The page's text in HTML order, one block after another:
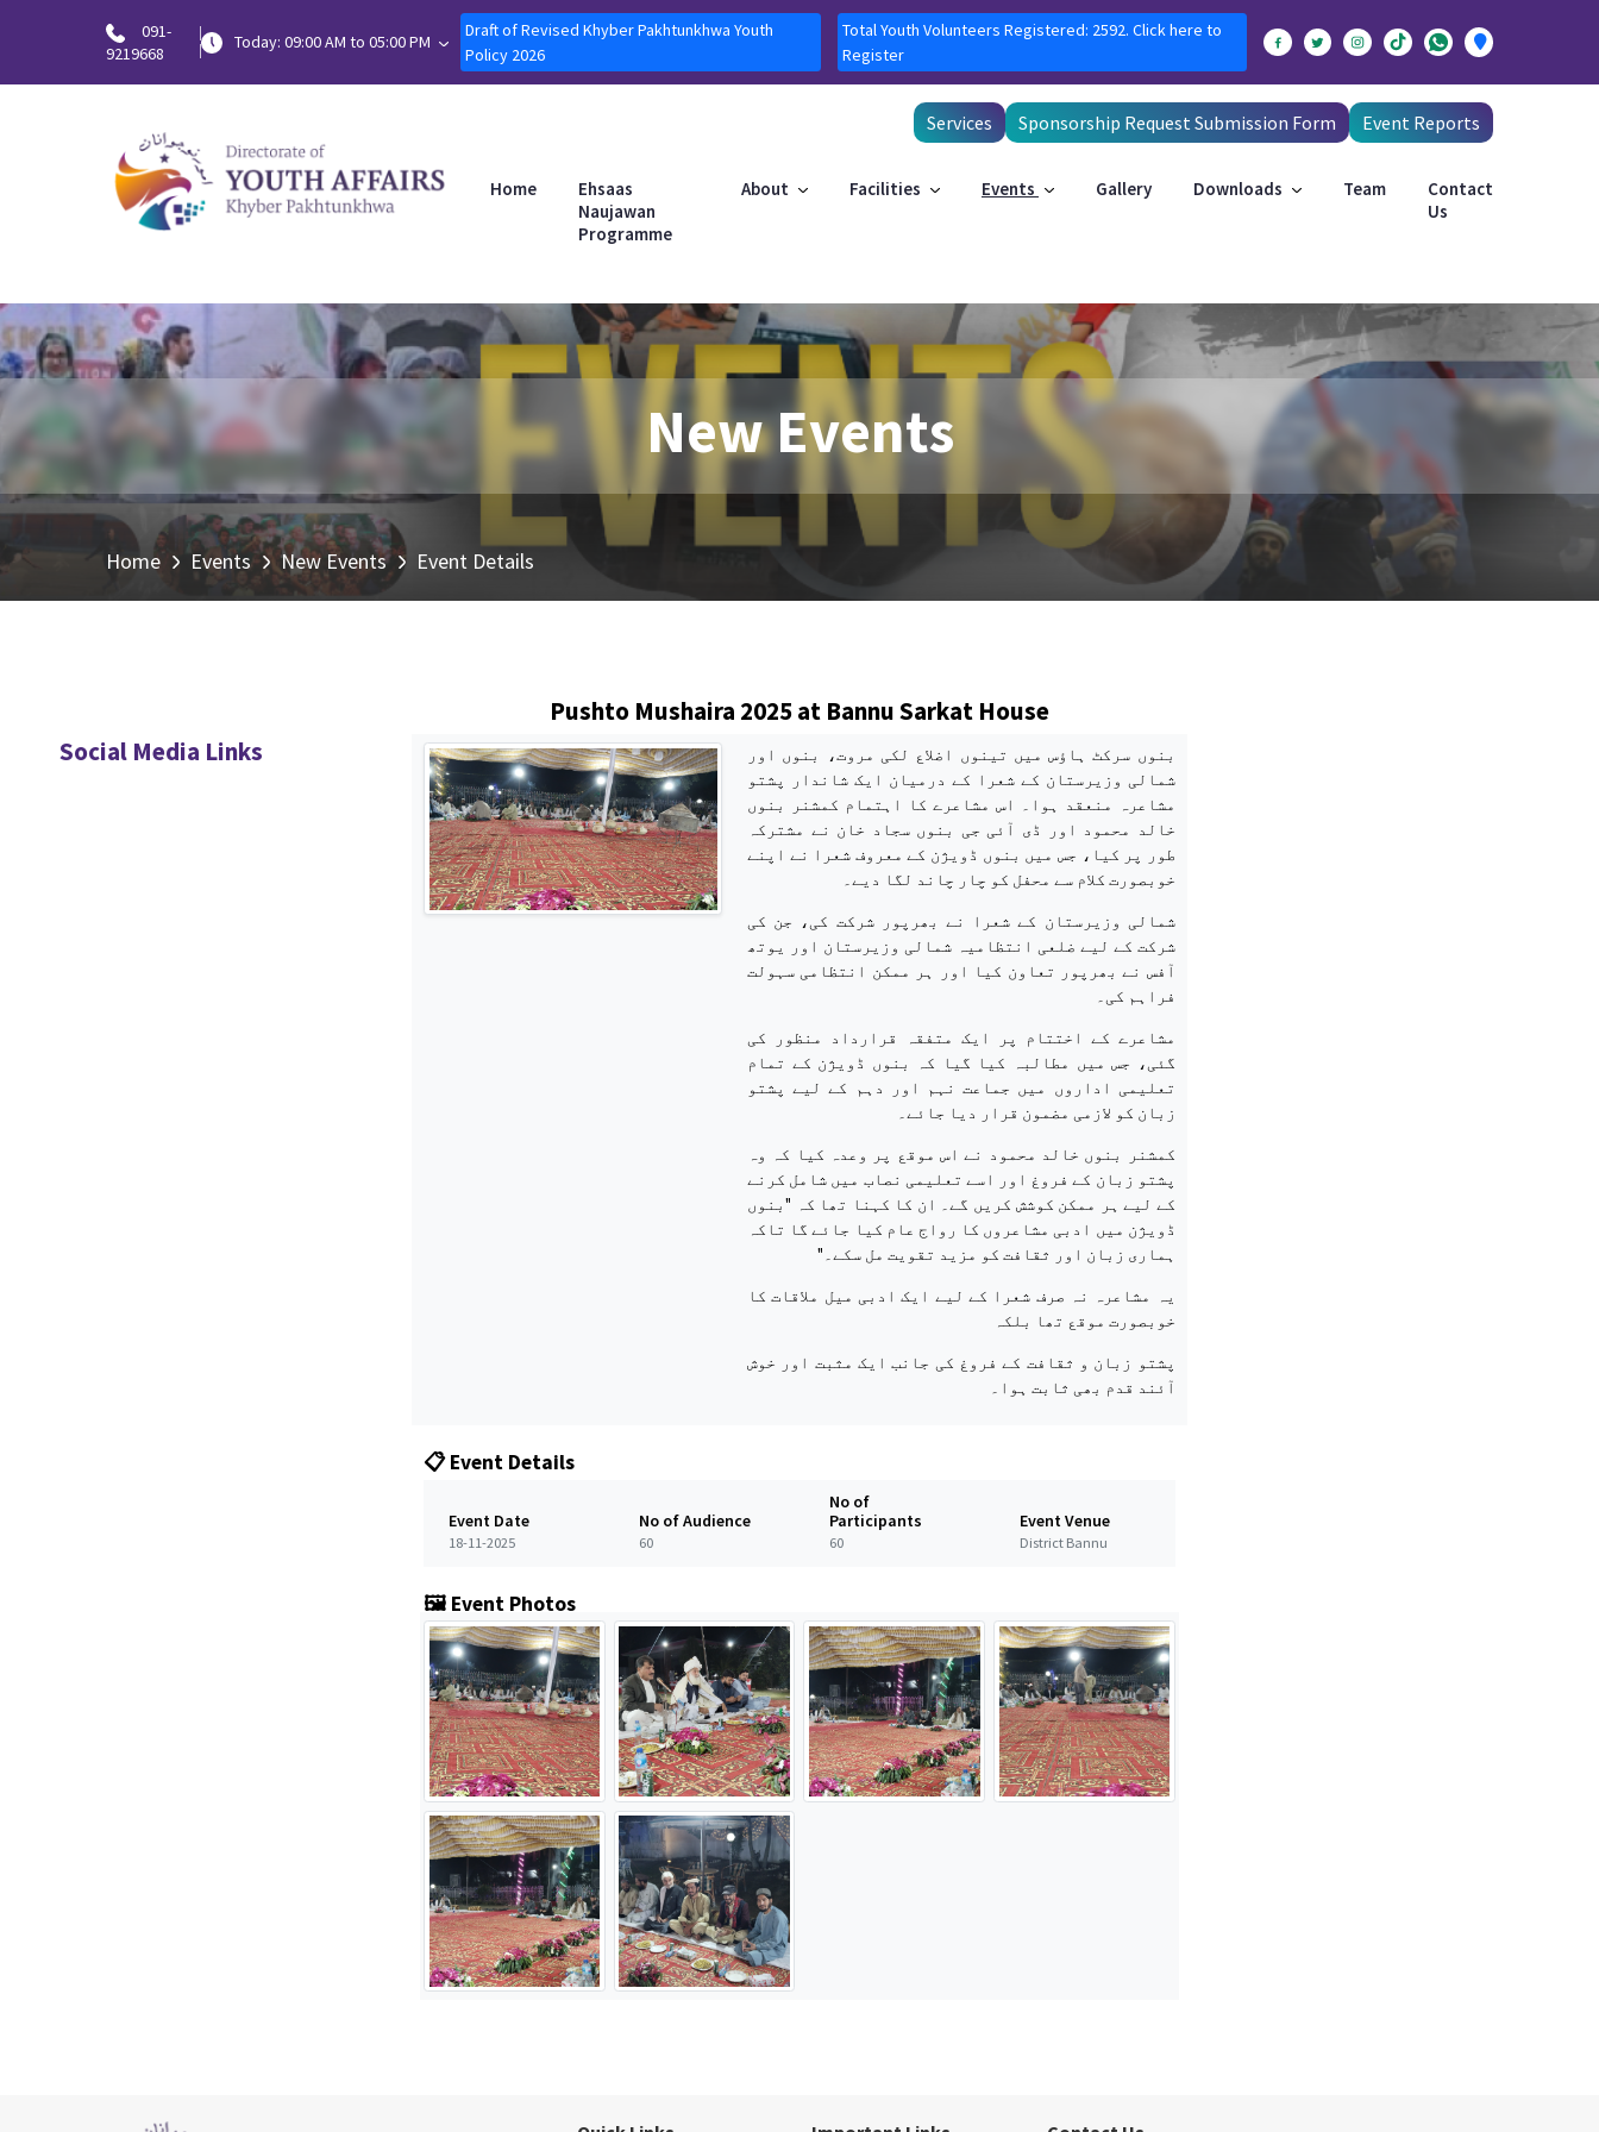
091-
9219668
Today: 09:00 AM to 05:00 PM
Draft of Revised Khyber Pakhtunkhwa Youth
Policy 2026
Total Youth Volunteers Registered: 2592. Click here to
Register
Services Sponsorship Request Submission Form Event Reports
Home
Ehsaas
Naujawan
Programme
About Facilities Events Gallery Downloads Team
Contact
Us
New Events
Home Events New Events Event Details
Social Media Links
Pushto Mushaira 2025 at Bannu Sarkat House
بنوں سرکٹ ہاؤس میں تینوں اضلاع لکی مروت، بنوں اور
شمالی وزیرستان کے شعرا کے درمیان ایک شاندار پشتو
مشاعرہ منعقد ہوا۔ اس مشاعرے کا اہتمام کمشنر بنوں
خالد محمود اور ڈی آئی جی بنوں سجاد خان نے مشترکہ
طور پر کیا، جس میں بنوں ڈویژن کے معروف شعرا نے اپنے
خوبصورت کلام سے محفل کو چار چاند لگا دیے۔
شمالی وزیرستان کے شعرا نے بھرپور شرکت کی، جن کی
شرکت کے لیے ضلعی انتظامیہ شمالی وزیرستان اور یوتھ
آفس نے بھرپور تعاون کیا اور ہر ممکن انتظامی سہولت
فراہم کی۔
مشاعرے کے اختتام پر ایک متفقہ قرارداد منظور کی
گئی، جس میں مطالبہ کیا گیا کہ بنوں ڈویژن کے تمام
تعلیمی اداروں میں جماعت نہم اور دہم کے لیے پشتو
زبان کو لازمی مضمون قرار دیا جائے۔
کمشنر بنوں خالد محمود نے اس موقع پر وعدہ کیا کہ وہ
پشتو زبان کے فروغ اور اسے تعلیمی نصاب میں شامل کرنے
کے لیے ہر ممکن کوشش کریں گے۔ ان کا کہنا تھا کہ "بنوں
ڈویژن میں ادبی مشاعروں کا رواج عام کیا جائے گا تاکہ
ہماری زبان اور ثقافت کو مزید تقویت مل سکے۔"
یہ مشاعرہ نہ صرف شعرا کے لیے ایک ادبی میل ملاقات کا
خوبصورت موقع تھا بلکہ
پشتو زبان و ثقافت کے فروغ کی جانب ایک مثبت اور خوش
آئند قدم بھی ثابت ہوا۔
📋 Event Details
Event Date
18-11-2025
No of Audience
60
No of
Participants
60
Event Venue
District Bannu
🖼️ Event Photos